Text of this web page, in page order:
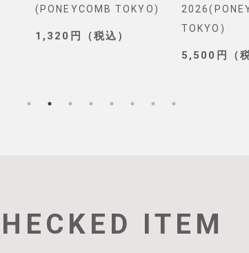
(PONEYCOMB TOKYO)
1,320円（税込）
TOKYO)
5,500円（税
ITEM